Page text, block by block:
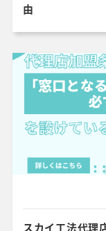
由
スカイ工法代理